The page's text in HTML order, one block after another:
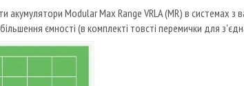
акумулятори Modular Max Range VRLA (MR) в системах
ємності (в комплекті товсті перемички для